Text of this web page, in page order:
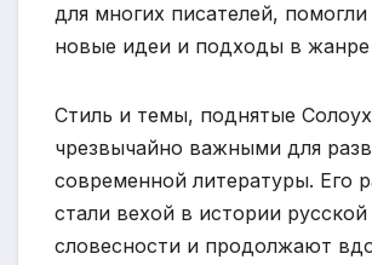
для многих писателей, помогли
новые идеи и подходы в жанре
Стиль и темы, поднятые
чрезвычайно важными для
современной литературы. Его
стали вехой в истории русской
словесности и продолжают